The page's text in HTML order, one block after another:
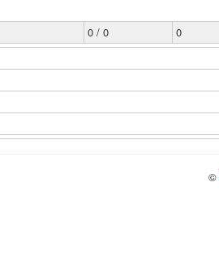
0 / 0 0
©